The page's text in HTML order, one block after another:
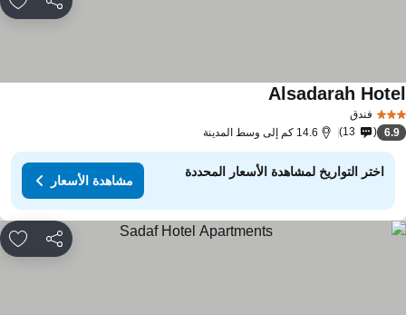
مشاركة
فندق
Alsadarah مشاهدة الأسعار
6.9
13 14.6 كم إلى وسط المدينة
اختر التواريخ لمشاهدة الأسعار المحددة
مشاهدة الأسعار
مشاركة